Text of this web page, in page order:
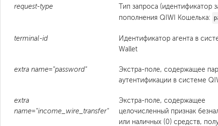
request-type
Тип запроса (идентификатор
пополнения QIWI Кошелька:
terminal-id
Идентификатор агента в
Wallet
extra name="password"
Экстра-поле, содержащее
аутентификации в системе
extra
name="income_wire_transfer"
Экстра-поле, содержащее
целочисленный признак
или наличных (0) средств,